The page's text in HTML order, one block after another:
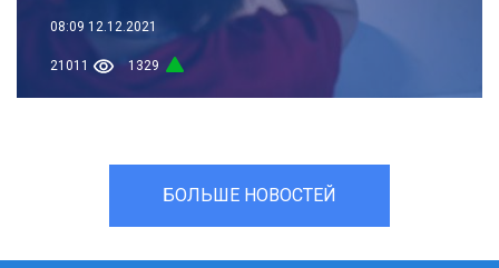
08:09 12.12.2021
21011 1329
БОЛЬШЕ НОВОСТЕЙ